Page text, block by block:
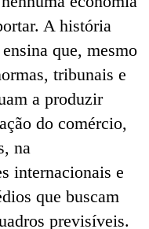
A história
que, mesmo
tribunais e
a produzir
do comércio,
na
internacionais e
que buscam
previsíveis.